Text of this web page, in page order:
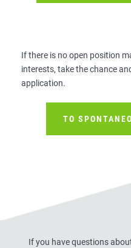
If there is no open position
interests, take the chance
application.
TO
If you have questions